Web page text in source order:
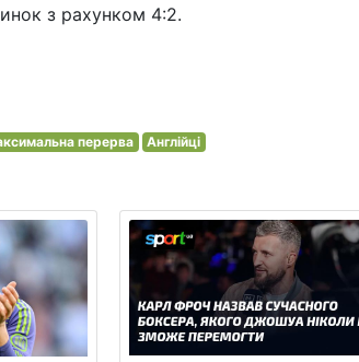
з рахунком 4:2.
перерва Англійці